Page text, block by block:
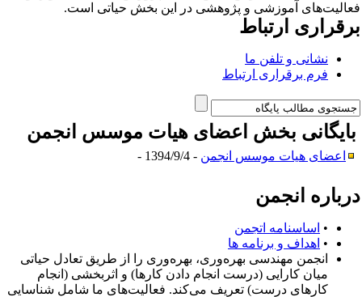
آموزشی و پژوهشی در این بخش حیاتی است.
ارتباط
نشانی و تلفن ما
فرم برقراری ارتباط
بخش اعضای هیات موسس انجمن
اعضای هیات موسس انجمن- 1394/9/4 -
انجمن
•
اساسنامه اتجمن
•
اهداف و برنامه ها
انجمن مهندسی بهره‌وری، بهره‌وری را از طریق تعادل حیاتی
میان کارایی (درست انجام دادن کارها) و اثربخشی (انجام
کارهای درست) تعریف می‌کند. فعالیت‌های ما شامل شناسایی